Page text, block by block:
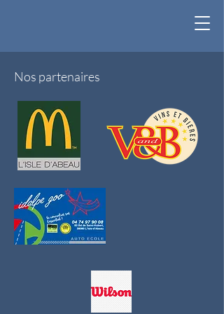
Nos partenaires